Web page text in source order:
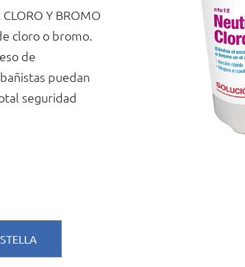
Y BROMO
cloro o bromo.
de
puedan
seguridad